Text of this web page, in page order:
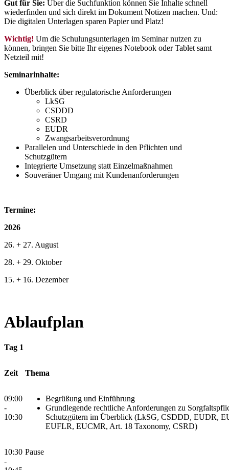
Gut für Sie: Über die Suchfunktion können Sie Inhalte schnell
wiederfinden und sich direkt im Dokument Notizen machen. Und:
Die digitalen Unterlagen sparen Papier und Platz!
Wichtig! Um die Schulungsunterlagen im Seminar nutzen zu
können, bringen Sie bitte Ihr eigenes Notebook oder Tablet samt
Netzteil mit!
Seminarinhalte:
Überblick über regulatorische Anforderungen
LkSG
CSDDD
CSRD
EUDR
Zwangsarbeitsverordnung
Parallelen und Unterschiede in den Pflichten und
Schutzgütern
Integrierte Umsetzung statt Einzelmaßnahmen
Souveräner Umgang mit Kundenanforderungen
Termine:
2026
26. + 27. August
28. + 29. Oktober
15. + 16. Dezember
Ablaufplan
Tag 1
Zeit Thema
09:00
-
10:30
Begrüßung und Einführung
Grundlegende rechtliche Anforderungen zu
Schutzgütern im Überblick (LkSG, CSDDD, EUDR,
EUFLR, EUCMR, Art. 18 Taxonomy, CSRD)
10:30
-
Pause